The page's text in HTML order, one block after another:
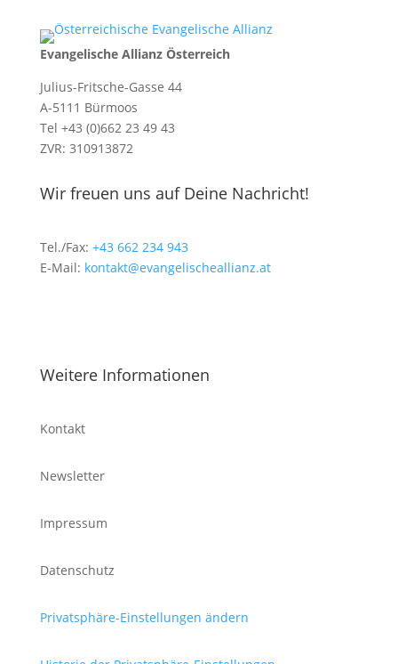
Evangelische Allianz Österreich
Julius-Fritsche-Gasse 44
A-5111 Bürmoos
Tel +43 (0)662 23 49 43
ZVR: 310913872
Wir freuen uns auf Deine Nachricht!
Tel./Fax: +43 662 234 943
E-Mail: kontakt@evangelischeallianz.at
Weitere Informationen
Kontakt
Newsletter
Impressum
Datenschutz
Privatsphäre-Einstellungen ändern